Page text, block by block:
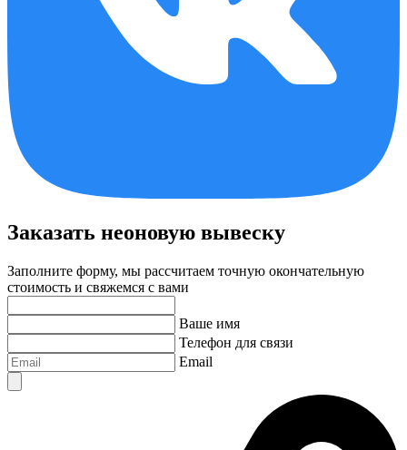
Заказать неоновую вывеску
Заполните форму, мы рассчитаем точную окончательную
стоимость и свяжемся с вами
Ваше имя
Телефон для связи
Email